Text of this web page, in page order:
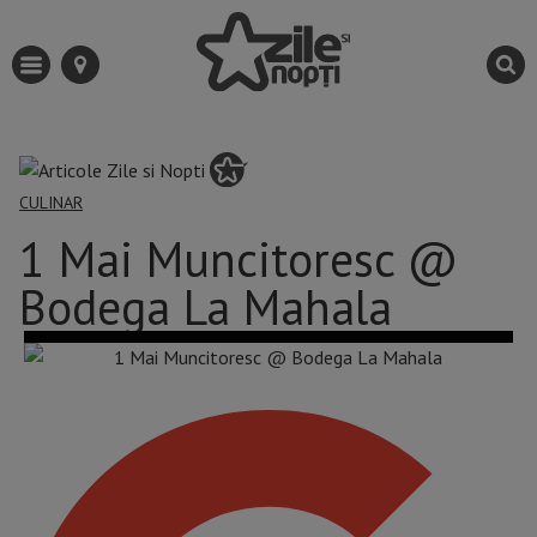
CULINAR
1 Mai Muncitoresc @
Bodega La Mahala